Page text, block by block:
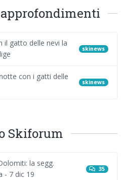
il gatto delle nevi la
skinews
con i gatti delle
skinews
Skiforum
la segg.
- 7 dic 19
35